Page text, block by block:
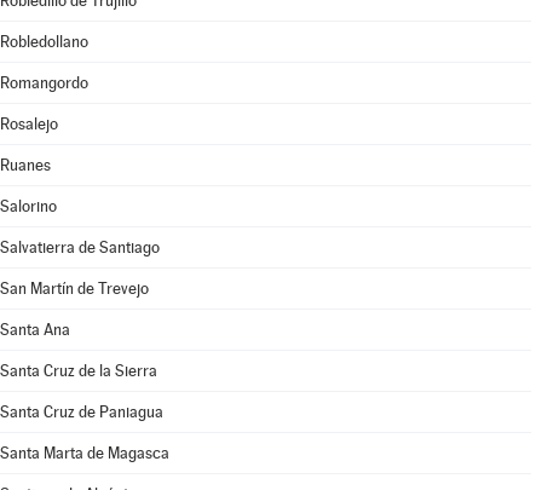
Robledollano
Romangordo
Rosalejo
Ruanes
Salorino
Salvatierra de Santiago
San Martín de Trevejo
Santa Ana
Santa Cruz de la Sierra
Santa Cruz de Paniagua
Santa Marta de Magasca